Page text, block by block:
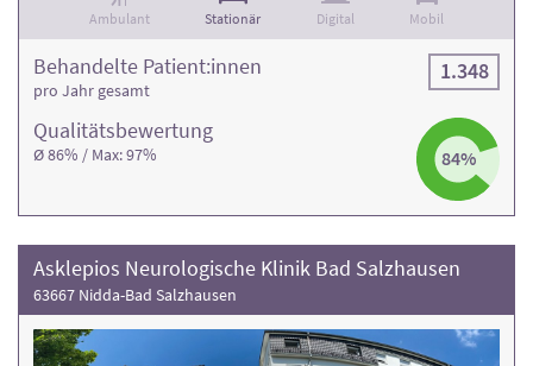
Ambulant Stationär Digital Mobil
Qualitäts­bewertung
Ø 86% / Max: 97% 84%
Behandelte Patient:innen
pro Jahr gesamt
1.348
Asklepios Neurologische Klinik Bad Salzhausen
63667 Nidda-Bad Salzhausen